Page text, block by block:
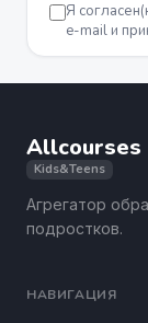
Я
e-mail и
Allcourses
Kids&Teens
Агрегатор
подростков.
НАВИГАЦИЯ